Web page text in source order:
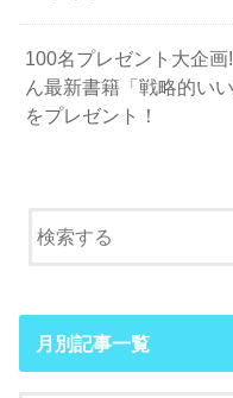
100名プレゼント大企
ん最新書籍「戦略的い
をプレゼント！
月別記事一覧